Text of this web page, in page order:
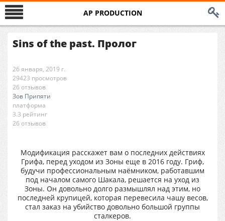
AP PRODUCTION
Sins of the past. Пролог
26 января, 2019 г.
29423 просмотров
26 отзывов
Зов Припяти
платформа
3.3 рейтинг
26 отзывов
Модификация расскажет вам о последних действиях
Грифа, перед уходом из Зоны еще в 2016 году. Гриф,
будучи профессиональным наёмником, работавшим
под началом самого Шакала, решается на уход из
Зоны. Он довольно долго размышлял над этим, но
последней крупицей, которая перевесила чашу весов,
стал заказ на убийство довольно большой группы
сталкеров.